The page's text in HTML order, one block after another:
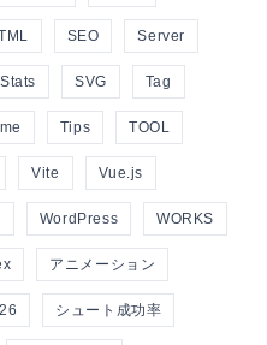
SEO Server
Stats SVG Tag
Tips TOOL
Vite Vue.js
WordPress WORKS
アニメーション
シュート成功率